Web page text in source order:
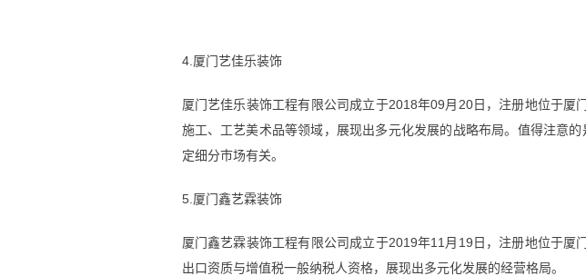
4.厦门艺佳乐装饰
厦门艺佳乐装饰工程有限公司成立于2018年09月20日，注册地位于
施工、工艺美术品等领域，展现出多元化发展的战略布局。值得注意
定细分市场有关。
5.厦门鑫艺霖装饰
厦门鑫艺霖装饰工程有限公司成立于2019年11月19日，注册地位于
出口资质与增值税一般纳税人资格，展现出多元化发展的经营格局。